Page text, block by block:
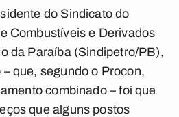
do Sindicato do
Combustíveis e Derivados
da Paraíba (Sindipetro/PB),
que, segundo o Procon,
combinado – foi que
que alguns postos